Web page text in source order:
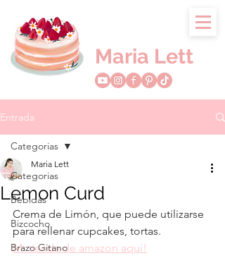
Maria Lett
Entrada
Categorias
Bebidas
Bizcocho
Brazo Gitano
Categorias
Lemon Curd
Maria Lett
Crema de Limón, que puede utilizarse
para rellenar cupcakes, tortas.
Mi tienda de amazon aqui!